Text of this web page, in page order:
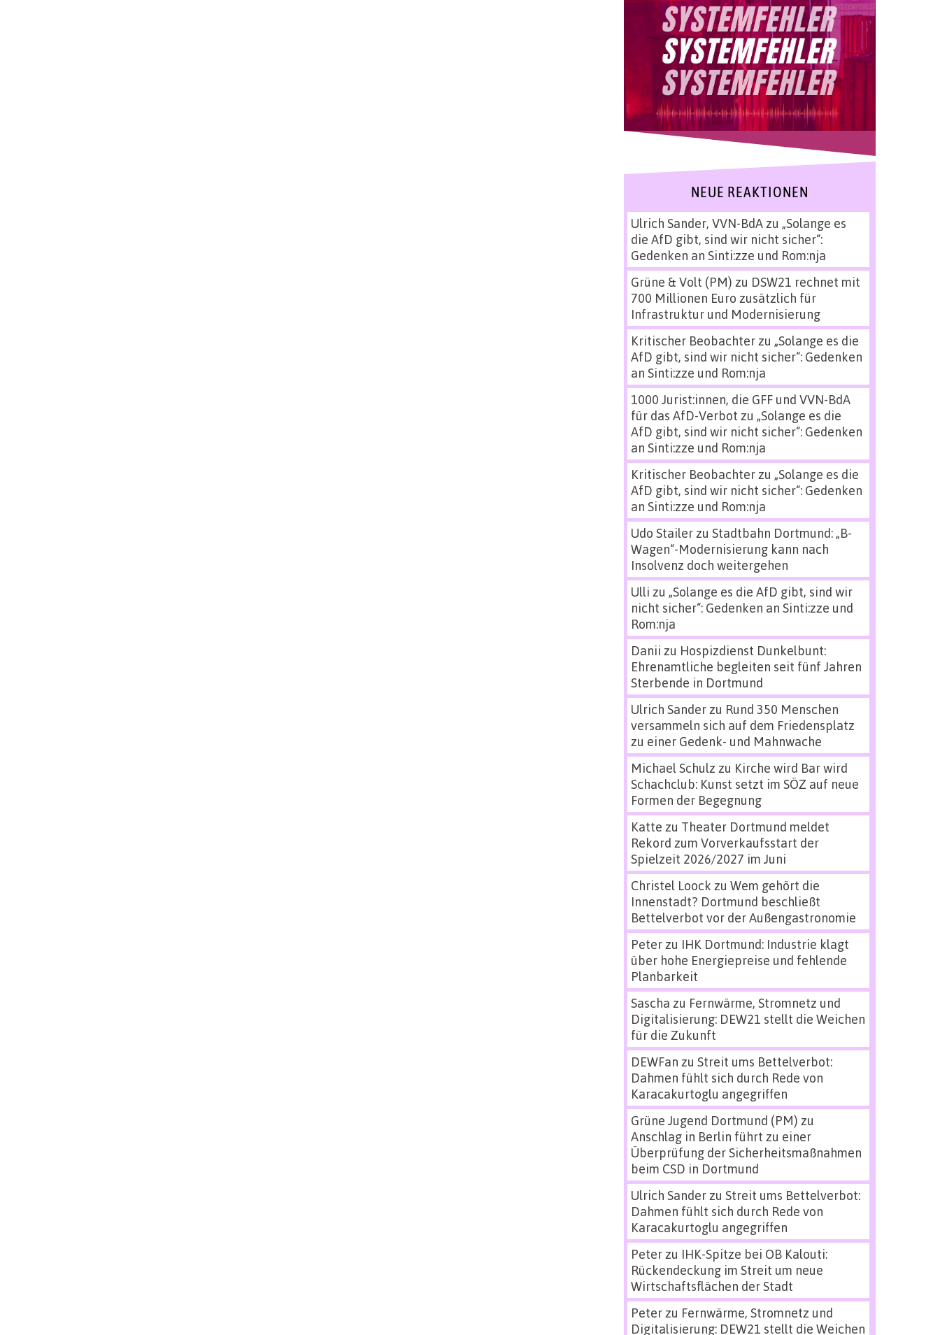
NEUE REAKTIONEN
Ulrich Sander, VVN-BdAzu „Solange es
die AfD gibt, sind wir nicht sicher“:
Gedenken an Sinti:zze und Rom:nja
Grüne & Volt (PM) zu DSW21 rechnet mit
700 Millionen Euro zusätzlich für
Infrastruktur und Modernisierung
Kritischer Beobachterzu „Solange es die
AfD gibt, sind wir nicht sicher“: Gedenken
an Sinti:zze und Rom:nja
1000 Jurist:innen, die GFF und VVN-BdA
für das AfD-Verbot zu „Solange es die
AfD gibt, sind wir nicht sicher“: Gedenken
an Sinti:zze und Rom:nja
Kritischer Beobachterzu „Solange es die
AfD gibt, sind wir nicht sicher“: Gedenken
an Sinti:zze und Rom:nja
Udo Stailerzu Stadtbahn Dortmund: „B-
Wagen“-Modernisierung kann nach
Insolvenz doch weitergehen
Ulli zu „Solange es die AfD gibt, sind wir
nicht sicher“: Gedenken an Sinti:zze und
Rom:nja
Danii zu Hospizdienst Dunkelbunt:
Ehrenamtliche begleiten seit fünf Jahren
Sterbende in Dortmund
Ulrich Sanderzu Rund 350 Menschen
versammeln sich auf dem Friedensplatz
zu einer Gedenk- und Mahnwache
Michael Schulz zu Kirche wird Bar wird
Schachclub: Kunst setzt im SÖZ auf neue
Formen der Begegnung
Katte zu Theater Dortmund meldet
Rekord zum Vorverkaufsstart der
Spielzeit 2026/2027 im Juni
Christel Loock zu Wem gehört die
Innenstadt? Dortmund beschließt
Bettelverbot vor der Außengastronomie
Peterzu IHK Dortmund: Industrie klagt
über hohe Energiepreise und fehlende
Planbarkeit
Sascha zu Fernwärme, Stromnetz und
Digitalisierung: DEW21 stellt die Weichen
für die Zukunft
DEWFan zu Streit ums Bettelverbot:
Dahmen fühlt sich durch Rede von
Karacakurtoglu angegriffen
Grüne Jugend Dortmund (PM) zu
Anschlag in Berlin führt zu einer
Überprüfung der Sicherheitsmaßnahmen
beim CSD in Dortmund
Ulrich Sanderzu Streit ums Bettelverbot:
Dahmen fühlt sich durch Rede von
Karacakurtoglu angegriffen
Peterzu IHK-Spitze bei OB Kalouti:
Rückendeckung im Streit um neue
Wirtschaftsflächen der Stadt
Peterzu Fernwärme, Stromnetz und
Digitalisierung: DEW21 stellt die Weichen